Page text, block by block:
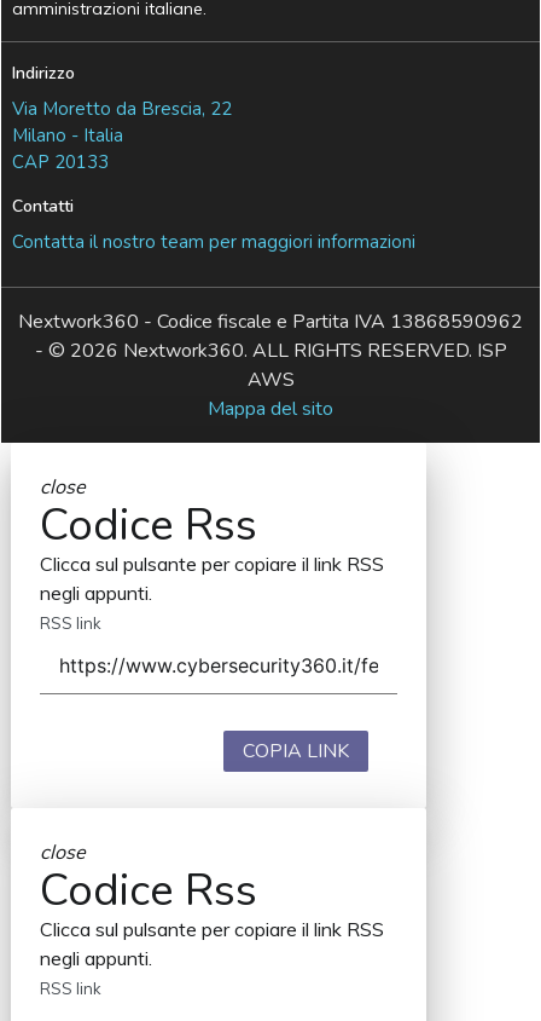
amministrazioni italiane.
Indirizzo
Via Moretto da Brescia, 22
Milano - Italia
CAP 20133
Contatti
Contatta il nostro team per maggiori informazioni
Nextwork360 - Codice fiscale e Partita IVA 13868590962
- © 2026 Nextwork360. ALL RIGHTS RESERVED. ISP
AWS
Mappa del sito
close
Codice Rss
Clicca sul pulsante per copiare il link RSS
negli appunti.
RSS link
COPIA LINK
close
Codice Rss
Clicca sul pulsante per copiare il link RSS
negli appunti.
RSS link